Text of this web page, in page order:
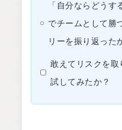
「自分ならどうす
でチームとして勝
リーを振り返った
敢えてリスクを取
試してみたか？